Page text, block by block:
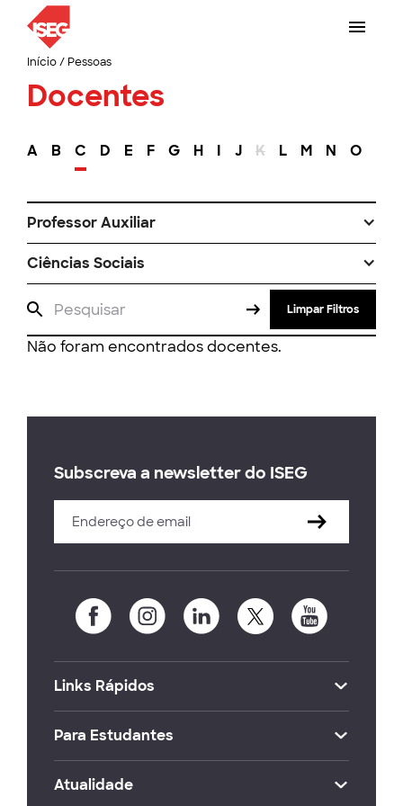
Início/ Pessoas
Docentes
A B C D E F G H I J K L M N O
Professor Auxiliar
Ciências Sociais
Limpar Filtros
Não foram encontrados docentes.
Subscreva a newsletter do ISEG
Links Rápidos
Para Estudantes
Atualidade